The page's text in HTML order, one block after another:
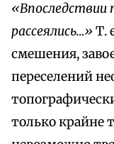
«Впоследствии
рассеялись…» Т.
смешения,
переселений
только крайне